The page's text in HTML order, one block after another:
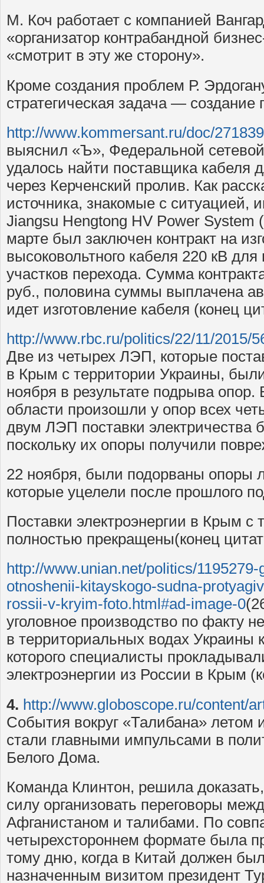
М. Коч работает с компанией
«организатор контрабандной
«смотрит в эту же сторону».
Кроме создания проблем Р.
стратегическая задача —
http://www.kommersant.ru/doc/
выяснил «Ъ», Федеральной
удалось найти поставщика кабеля
через Керченский пролив. Как
источника, знакомые с ситуацией,
Jiangsu Hengtong HV Power System
марте был заключен контракт на
высоковольтного кабеля 220 кВ для
участков перехода. Сумма
руб., половина суммы выплачена
идет изготовление кабеля (конец
http://www.rbc.ru/politics/22/11/2015/
Две из четырех ЛЭП, которые
в Крым с территории Украины,
ноября в результате подрыва
области произошли у опор всех
двум ЛЭП поставки электричества
поскольку их опоры получили
22 ноября, были подорваны опоры
которые уцелели после прошлого
Поставки электроэнергии в Крым с
полностью прекращены(конец
http://www.unian.net/politics/
otnoshenii-kitayskogo-sudna-
rossii-v-kryim-foto.html#ad-image-0
уголовное производство по факту
в территориальных водах Украины
которого специалисты
электроэнергии из России в Крым
4. http://www.globoscope.ru/content/
События вокруг «Талибана» летом
стали главными импульсами в
Белого Дома.
Команда Клинтон, решила
силу организовать переговоры
Афганистаном и талибами. По
четырехстороннем формате была
тому дню, когда в Китай должен
назначенным визитом президент